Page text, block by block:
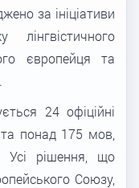
за ініціативи
європейця та
24 офіційні
понад 175 мов,
Усі рішення, що
Союзу,